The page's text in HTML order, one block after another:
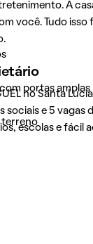
A
você. Tudo
no Santa
sociais e 5 vagas
escolas e fácil
portas amplas
terreno